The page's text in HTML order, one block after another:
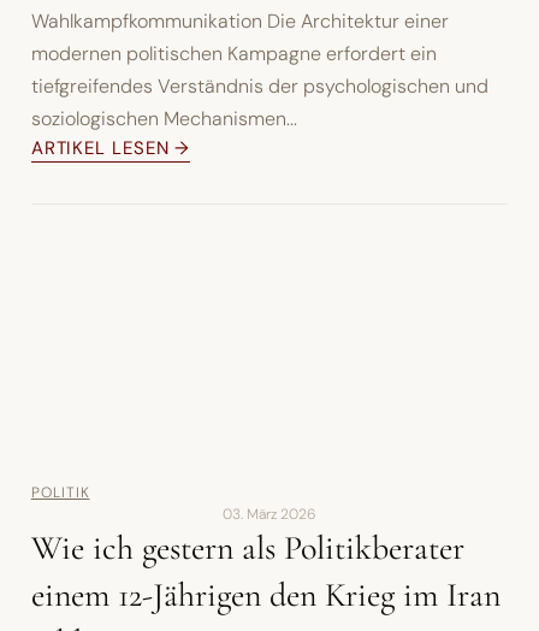
Wahlkampfkommunikation Die Architektur einer
modernen politischen Kampagne erfordert ein
tiefgreifendes Verständnis der psychologischen und
soziologischen Mechanismen...
ARTIKEL LESEN →
POLITIK
03. März 2026
Wie ich gestern als Politikberater
einem 12-Jährigen den Krieg im Iran